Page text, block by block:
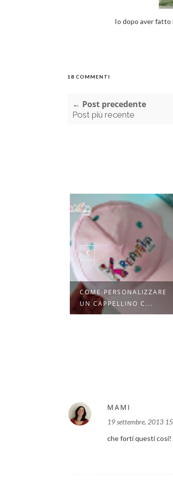
Io dopo aver fatto
18 COMMENTI
← Post precedente
Post più recente
LOKLIK HAT PRESS:
CREARE CAPPELLI P...
MAMI
19 settembre, 2013
che forti questi cosi!